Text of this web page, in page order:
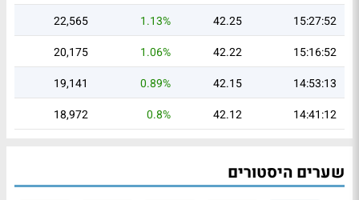
15:27:52
42.25
1.13%
22,565
15:16:52
42.22
1.06%
20,175
14:53:13
42.15
0.89%
19,141
14:41:12
42.12
0.8%
18,972
שערים היסטורים